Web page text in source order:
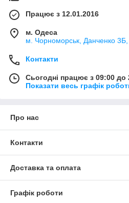
Працює з 12.01.2016
м. Одеса
м. Чорноморськ, Данченко
Контакти
Сьогодні працює з 09:00 до
Показати весь графік
Про нас
Контакти
Доставка та оплата
Графік роботи